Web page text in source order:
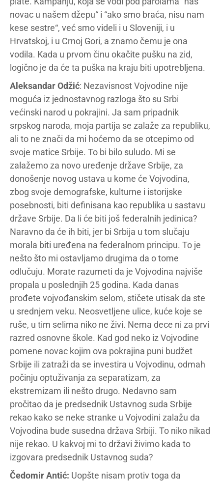
novac u našem džepu“ i “ako smo braća, nisu nam
kese sestre“, već smo videli i u Sloveniji, i u
Hrvatskoj, i u Crnoj Gori, a znamo čemu je ona
vodila. Kada u prvom činu okačite pušku na zid,
logično je da će ta puška na kraju biti upotrebljena.
Aleksandar Odžić: Nezavisnost Vojvodine nije
moguća iz jednostavnog razloga što su Srbi
većinski narod u pokrajini. Ja sam pripadnik
srpskog naroda, moja partija se zalaže za republiku,
ali to ne znači da mi hoćemo da se otcepimo od
svoje matice Srbije. To bi bilo suludo. Mi se
zalažemo za novo uređenje države Srbije, za
donošenje novog ustava u kome će Vojvodina,
zbog svoje demografske, kulturne i istorijske
posebnosti, biti definisana kao republika u sastavu
države Srbije. Da li će biti još federalnih jedinica?
Naravno da će ih biti, jer bi Srbija u tom slučaju
morala biti uređena na federalnom principu. To je
nešto što mi ostavljamo drugima da o tome
odlučuju. Morate razumeti da je Vojvodina najviše
propala u poslednjih 25 godina. Kada danas
prođete vojvođanskim selom, stičete utisak da ste
u srednjem veku. Neosvetljene ulice, kuće koje se
ruše, u tim selima niko ne živi. Nema dece ni za prvi
razred osnovne škole. Kad god neko iz Vojvodine
pomene novac kojim ova pokrajina puni budžet
Srbije ili zatraži da se investira u Vojvodinu, odmah
počinju optuživanja za separatizam, za
ekstremizam ili nešto drugo. Nedavno sam
pročitao da je predsednik Ustavnog suda Srbije
rekao kako se neke stranke u Vojvodini zalažu da
Vojvodina bude susedna država Srbiji. To niko nikad
nije rekao. U kakvoj mi to državi živimo kada to
izgovara predsednik Ustavnog suda?
Čedomir Antić: Uopšte nisam protiv toga da